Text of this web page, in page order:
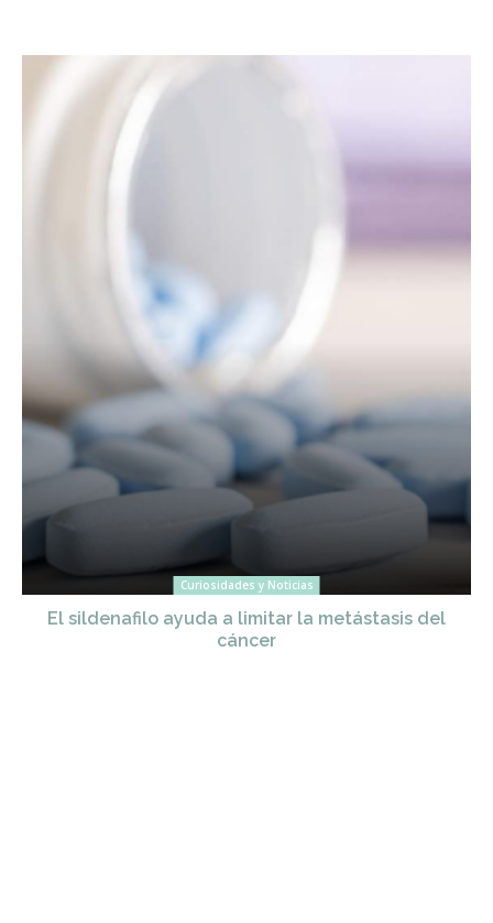
Curiosidades y Noticias
El sildenafilo ayuda a limitar la metástasis del
cáncer